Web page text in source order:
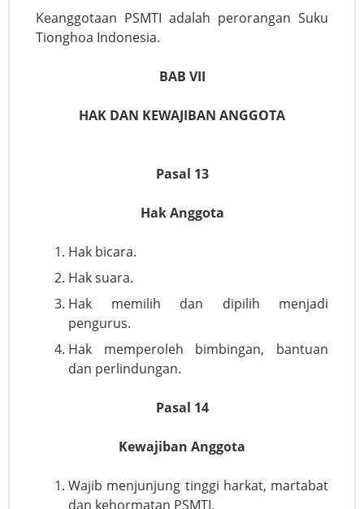
Keanggotaan PSMTI adalah perorangan Suku
Tionghoa Indonesia.
BAB VII
HAK DAN KEWAJIBAN ANGGOTA
Pasal 13
Hak Anggota
Hak bicara.
Hak suara.
Hak memilih dan dipilih menjadi
pengurus.
Hak memperoleh bimbingan, bantuan
dan perlindungan.
Pasal 14
Kewajiban Anggota
Wajib menjunjung tinggi harkat, martabat
dan kehormatan PSMTI.